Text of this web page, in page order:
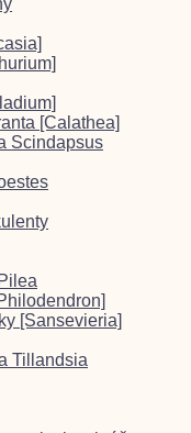
[Calathea]
Scindapsus
[Sansevieria]
Tillandsia